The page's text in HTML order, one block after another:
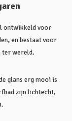
ontwikkeld voor
en bestaat voor
ter wereld.
glans erg mooi is
zijn lichtecht,